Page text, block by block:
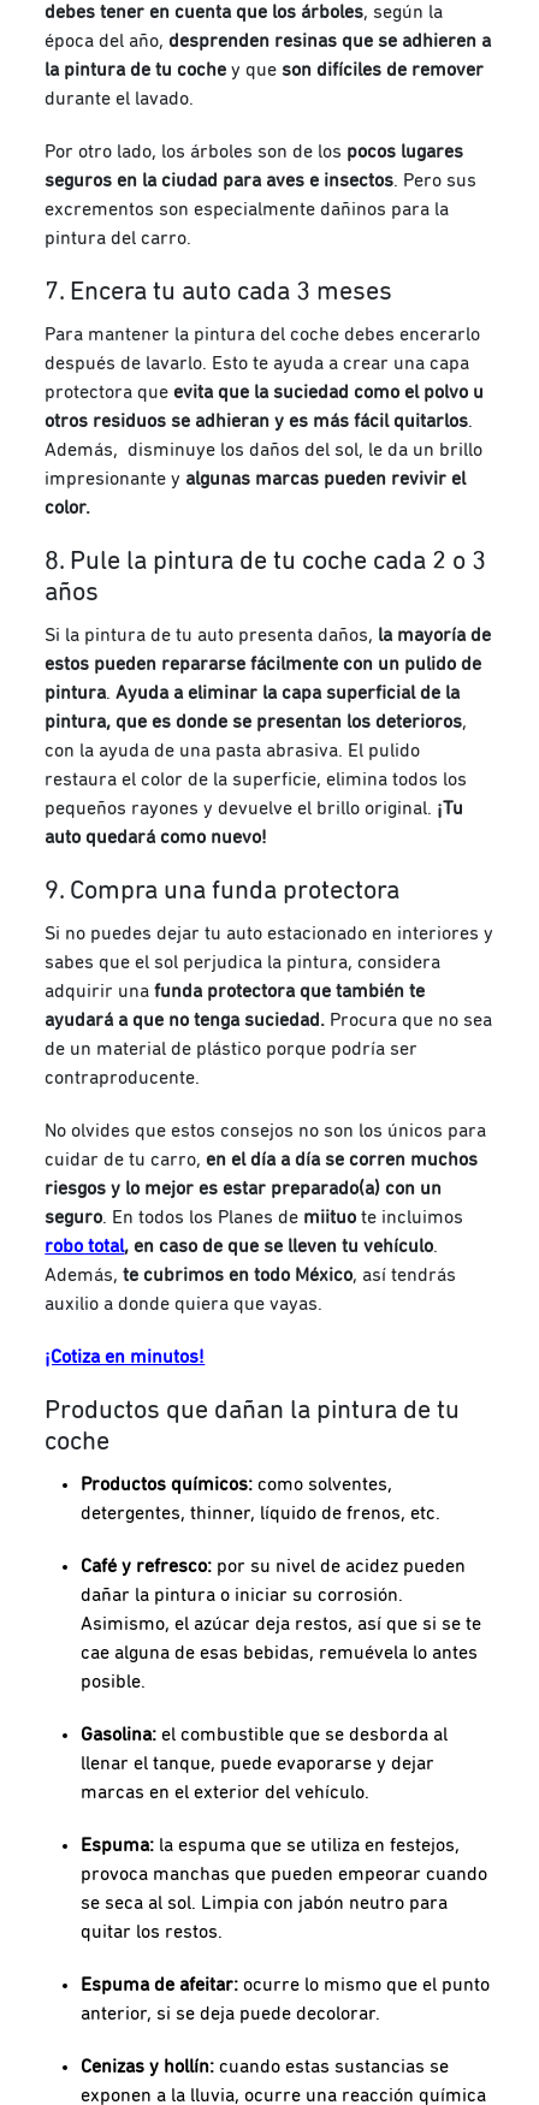
debes tener en cuenta que los árboles, según la
época del año,desprenden resinas que se adhieren a
la pintura de tu coche y queson difíciles de remover
durante el lavado.
Por otro lado, los árboles son de los pocos lugares
seguros en la ciudad para aves e insectos. Pero sus
excrementos son especialmente dañinos para la
pintura del carro.
7. Encera tu auto cada 3 meses
Para mantener la pintura del coche debes encerarlo
después de lavarlo. Esto te ayuda a crear una capa
protectora que evita que la suciedad como el polvo u
otros residuos se adhieran y es más fácil quitarlos.
Además, disminuye los daños del sol, le da un brillo
impresionante y algunas marcas pueden revivir el
color.
8. Pule la pintura de tu coche cada 2 o 3
años
Si la pintura de tu auto presenta daños, la mayoría de
estos pueden repararse fácilmente con un pulido de
pintura.Ayuda a eliminar la capa superficial de la
pintura, que es donde se presentan los deterioros,
con la ayuda de una pasta abrasiva. El pulido
restaura el color de la superficie, elimina todos los
pequeños rayones y devuelve el brillo original. ¡Tu
auto quedará como nuevo!
9. Compra una funda protectora
Si no puedes dejar tu auto estacionado en interiores y
sabes que el sol perjudica la pintura, considera
adquirir una funda protectora que también te
ayudará a que no tenga suciedad. Procura que no sea
de un material de plástico porque podría ser
contraproducente.
No olvides que estos consejos no son los únicos para
cuidar de tu carro, en el día a día se corren muchos
riesgos y lo mejor es estar preparado(a) con un
seguro. En todos los Planes de miituote incluimos
robo total, en caso de que se lleven tu vehículo.
Además,te cubrimos en todo México, así tendrás
auxilio a donde quiera que vayas.
¡Cotiza en minutos!
Productos que dañan la pintura de tu
coche
Productos químicos:como solventes,
detergentes, thinner, líquido de frenos, etc.
Café y refresco: por su nivel de acidez pueden
dañar la pintura o iniciar su corrosión.
Asimismo, el azúcar deja restos, así que si se te
cae alguna de esas bebidas, remuévela lo antes
posible.
Gasolina: el combustible que se desborda al
llenar el tanque, puede evaporarse y dejar
marcas en el exterior del vehículo.
Espuma: la espuma que se utiliza en festejos,
provoca manchas que pueden empeorar cuando
se seca al sol. Limpia con jabón neutro para
quitar los restos.
Espuma de afeitar: ocurre lo mismo que el punto
anterior, si se deja puede decolorar.
Cenizas y hollín: cuando estas sustancias se
exponen a la lluvia, ocurre una reacción química